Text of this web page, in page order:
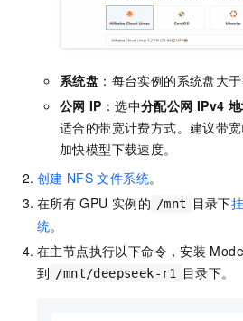
系统盘 ：每台实例的系统盘大
公网 IP ：选中分配公网 IPv4
适合的带宽计费方式。建议带
加快模型下载速度。
创建 NFS 文件系统。
在所有 GPU 实例的 /mnt 目录下
统。
在主节点执行以下命令，安装
到 /mnt/deepseek-r1 目录下。